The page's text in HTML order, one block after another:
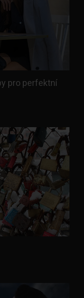
pro perfektní